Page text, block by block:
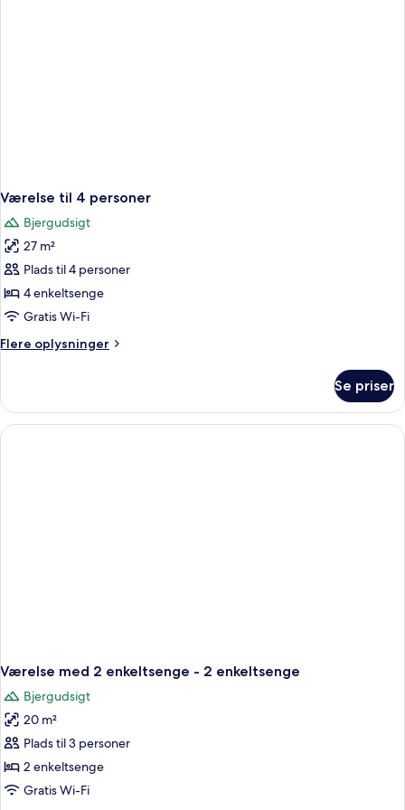
Værelse til 4 personer
Bjergudsigt
27 m²
Plads til 4 personer
4 enkeltsenge
Gratis Wi-Fi
Flere oplysninger
Flere
til
4
personer
Se priser
Værelse med 2 enkeltsenge - 2 enkeltsenge
Bjergudsigt
20 m²
Plads til 3 personer
2 enkeltsenge
Gratis Wi-Fi